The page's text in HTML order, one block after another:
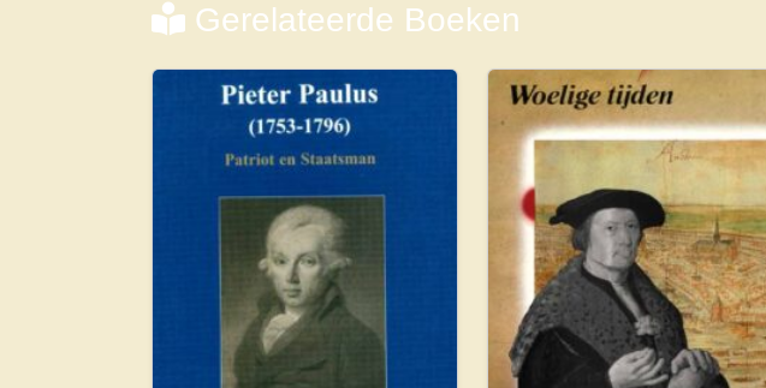
Gerelateerde Boeken